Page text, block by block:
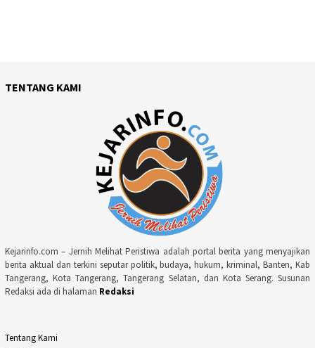
TENTANG KAMI
Kejarinfo.com – Jernih Melihat Peristiwa adalah portal berita yang menyajikan
berita aktual dan terkini seputar politik, budaya, hukum, kriminal, Banten, Kab
Tangerang, Kota Tangerang, Tangerang Selatan, dan Kota Serang. Susunan
Redaksi ada di halaman Redaksi
Tentang Kami